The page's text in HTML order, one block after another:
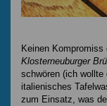
Keinen
Klosterneuburger
schwören (ich
italienisches
zum Einsatz, was